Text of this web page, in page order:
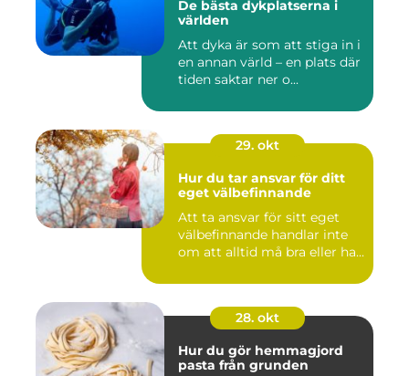
De bästa dykplatserna i
världen
Att dyka är som att stiga in i
en annan värld – en plats där
tiden saktar ner o...
29. okt
Hur du tar ansvar för ditt
eget välbefinnande
Att ta ansvar för sitt eget
välbefinnande handlar inte
om att alltid må bra eller ha...
28. okt
Hur du gör hemmagjord
pasta från grunden